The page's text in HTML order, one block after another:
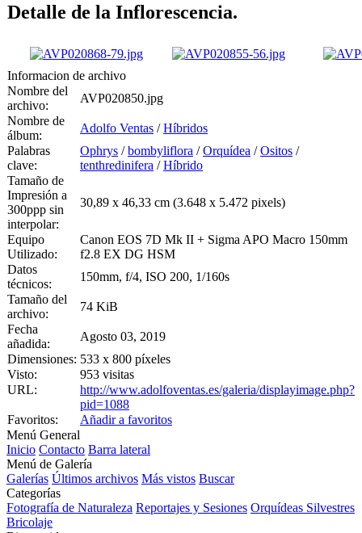
Detalle de la Inflorescencia.
Informacion de archivo
Nombre del
archivo:
AVP020850.jpg
Nombre de
álbum:
Adolfo Ventas /Híbridos
Palabras
clave:
Ophrys /bombyliflora /Orquídea /Ositos /
tenthredinifera /Híbrido
Tamaño de
Impresión a
300ppp sin
interpolar:
30,89 x 46,33 cm (3.648 x 5.472 pixels)
Equipo
Utilizado:
Canon EOS 7D Mk II + Sigma APO Macro 150mm
f2.8 EX DG HSM
Datos
técnicos:
150mm, f/4, ISO 200, 1/160s
Tamaño del
archivo:
74 KiB
Fecha
añadida:
Agosto 03, 2019
Dimensiones: 533 x 800 píxeles
Visto:
953 visitas
URL:
http://www.adolfoventas.es/galeria/displayimage.php?
pid=1088
Favoritos:
Añadir a favoritos
Menú General
Inicio Contacto Barra lateral
Menú de Galería
Galerías Últimos archivos Más vistos Buscar
Categorías
Fotografía de Naturaleza Reportajes y Sesiones Orquídeas Silvestres
Bricolaje